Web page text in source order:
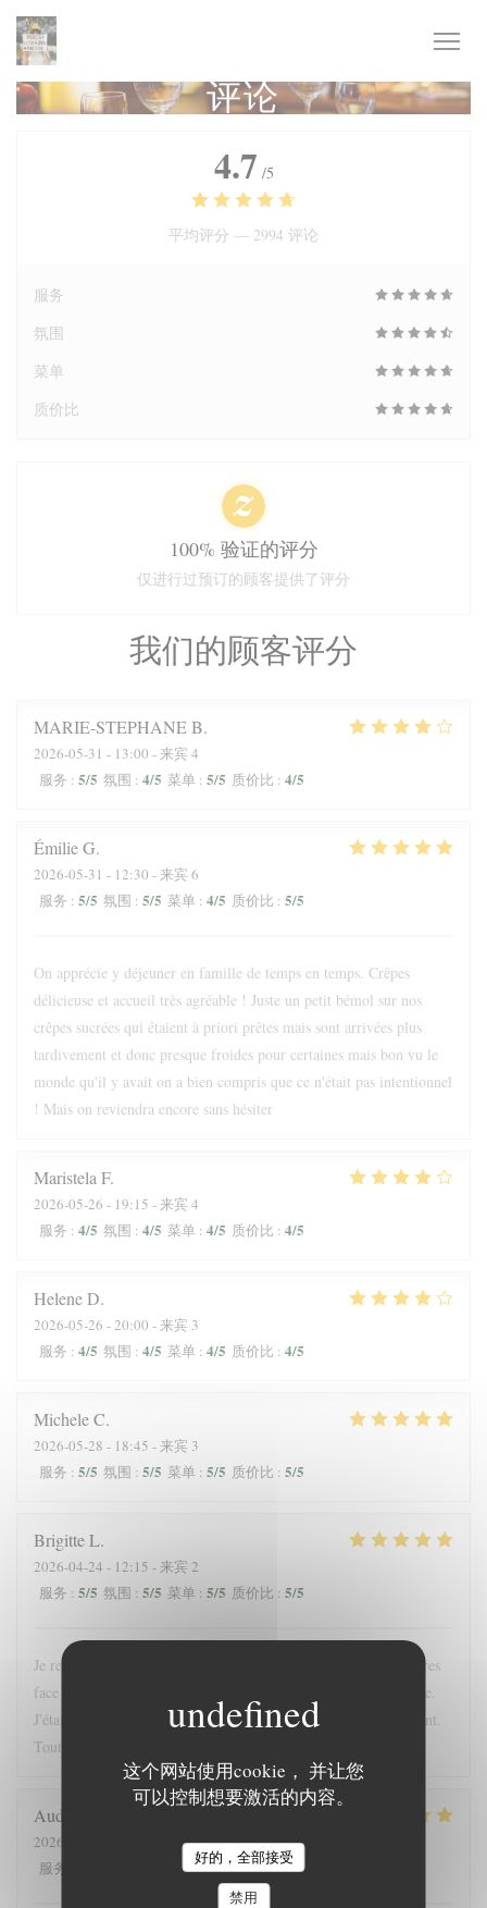
Cookie管理面板
这个网站使用cookie， 并让您
可以控制想要激活的内容。
好的，全部接受
禁用
评论
我们的顾客评分
MARIE-STEPHANEB
2026-05-31 - 13:00 - 来宾 4
服务 : 5/5 氛围 : 4/5 菜单 : 5/5 质价比 : 4/5
ÉmilieG
2026-05-31 - 12:30 - 来宾 6
服务 : 5/5 氛围 : 5/5 菜单 : 4/5 质价比 : 5/5
On apprécie y déjeuner en famille de temps en temps. Crêpes
délicieuse et accueil très agréable ! Juste un petit bémol sur nos
crêpes sucrées qui étaient à priori prêtes mais sont arrivées plus
tardivement et donc presque froides pour certaines mais bon vu le
monde qu'il y avait on a bien compris que ce n'était pas intentionnel
! Mais on reviendra encore sans hésiter
Maristela F
2026-05-26 - 19:15 - 来宾 4
服务 : 4/5 氛围 : 4/5 菜单 : 4/5 质价比 : 4/5
HeleneD
2026-05-26 - 20:00 - 来宾 3
服务 : 4/5 氛围 : 4/5 菜单 : 4/5 质价比 : 4/5
MicheleC
2026-05-28 - 18:45 - 来宾 3
服务 : 5/5 氛围 : 5/5 菜单 : 5/5 质价比 : 5/5
BrigitteL
2026-04-24 - 12:15 - 来宾 2
服务 : 5/5 氛围 : 5/5 菜单 : 5/5 质价比 : 5/5
Je recommande cette adresse; très bien située, à l'ombre des arbres
face à l'entrée du chateau. La proposition du jour était excellente.
J'étais accompagnée d'une enfant; elle a été servie très rapidement.
Tout était bon. La crêpe dessert du jour originale
Audrey
2026-05-16
- 19:45 - 来宾 4
服务
菜单:5/5 质价比:4/5
4.7 /5
平均评分 — 2994 评论
服务
氛围
菜单
质价比
100% 验证的评分
仅进行过预订的顾客提供了评分